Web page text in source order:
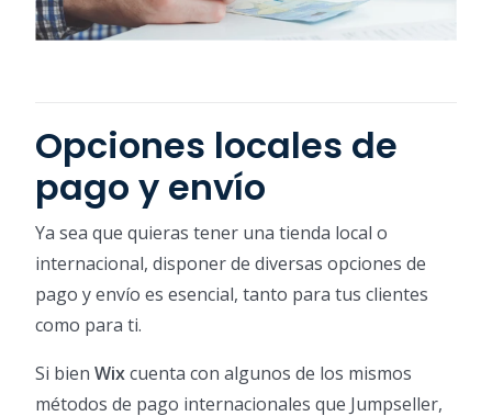
Opciones locales de
pago y envío
Ya sea que quieras tener una tienda local o
internacional, disponer de diversas opciones de
pago y envío es esencial, tanto para tus clientes
como para ti.
Si bien Wixcuenta con algunos de los mismos
métodos de pago internacionales que Jumpseller,